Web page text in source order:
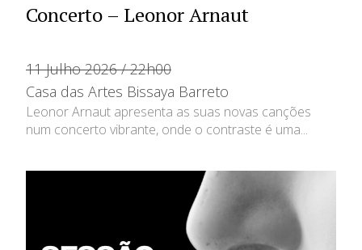
Concerto – Leonor Arnaut
11 Julho 2026 / 22h00
Casa das Artes Bissaya Barreto
Leonor Arnaut apresenta as suas novas canções
num concerto vibrante, onde o contraste é uma...